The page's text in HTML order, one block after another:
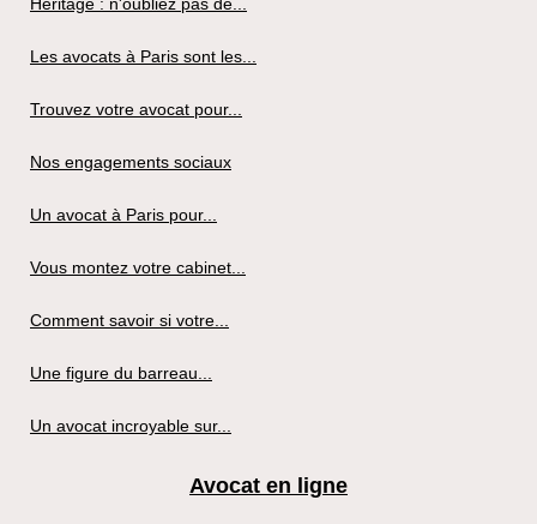
Les avocats à Paris sont les...
Trouvez votre avocat pour...
Nos engagements sociaux
Un avocat à Paris pour...
Vous montez votre cabinet...
Comment savoir si votre...
Une figure du barreau...
Un avocat incroyable sur...
Avocat en ligne